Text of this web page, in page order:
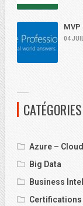
MVP
04
CATÉGORIES
Azure – Cloud
Big Data
Business